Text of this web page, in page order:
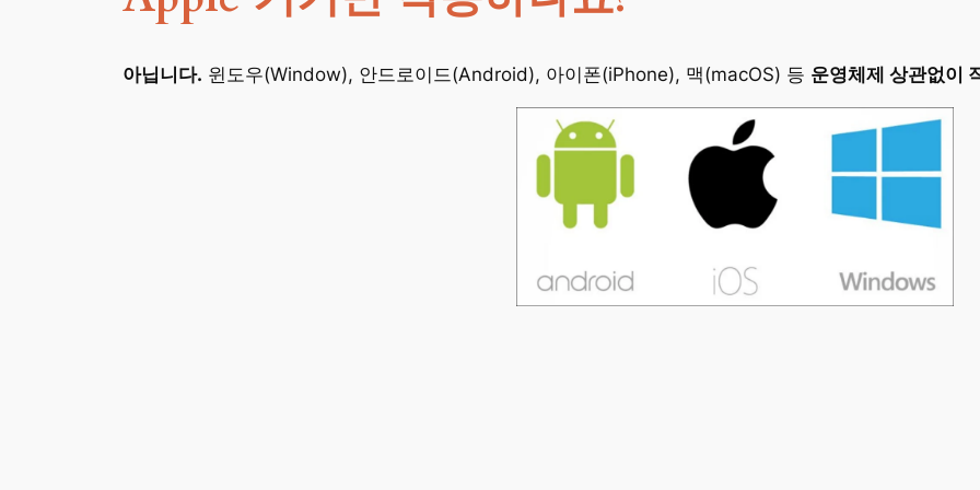
아닙니다. 윈도우(Window), 안드로이드(Android), 아이폰(iPhone), 맥(macOS) 등 운영체제 상관없이